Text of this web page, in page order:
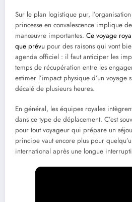
Sur le plan logistique pur,
princesse en convalescence implique
manœuvre importantes. Ce voyage
que prévu pour des raisons qui vont
agenda officiel : il faut anticiper les
temps de récupération entre les
estimer l’impact physique d’un voyage
décalé de plusieurs heures.
En général, les équipes royales
dans ce type de déplacement. C’est
pour tout voyageur qui prépare un
principe vaut encore plus pour
international après une longue